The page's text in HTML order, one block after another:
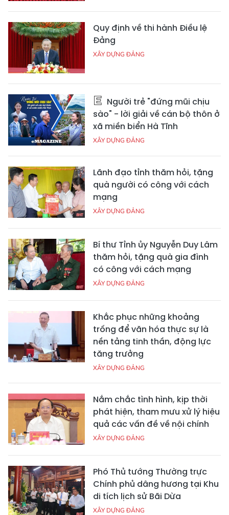
Quy định về thi hành Điều lệ
Đảng
XÂY DỰNG ĐẢNG
Người trẻ "đứng mũi chịu
sào" - lời giải về cán bộ thôn ở
xã miền biển Hà Tĩnh
XÂY DỰNG ĐẢNG
Lãnh đạo tỉnh thăm hỏi, tặng
quà người có công với cách
mạng
XÂY DỰNG ĐẢNG
Bí thư Tỉnh ủy Nguyễn Duy Lâm
thăm hỏi, tặng quà gia đình
có công với cách mạng
XÂY DỰNG ĐẢNG
Khắc phục những khoảng
trống để văn hóa thực sự là
nền tảng tinh thần, động lực
tăng trưởng
XÂY DỰNG ĐẢNG
Nắm chắc tình hình, kịp thời
phát hiện, tham mưu xử lý hiệu
quả các vấn đề về nội chính
XÂY DỰNG ĐẢNG
Phó Thủ tướng Thường trực
Chính phủ dâng hương tại Khu
di tích lịch sử Bãi Dừa
XÂY DỰNG ĐẢNG